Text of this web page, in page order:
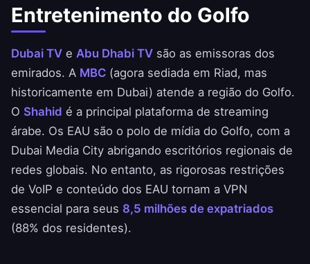
Entretenimento do Golfo
Dubai TV e Abu Dhabi TV são as emissoras dos
emirados. A MBC (agora sediada em Riad, mas
historicamente em Dubai) atende a região do Golfo.
O Shahid é a principal plataforma de streaming
árabe. Os EAU são o polo de mídia do Golfo, com a
Dubai Media City abrigando escritórios regionais de
redes globais. No entanto, as rigorosas restrições
de VoIP e conteúdo dos EAU tornam a VPN
essencial para seus 8,5 milhões de expatriados
(88% dos residentes).